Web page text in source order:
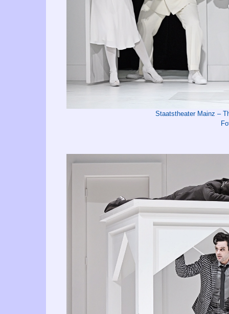
Staatstheater Mainz –